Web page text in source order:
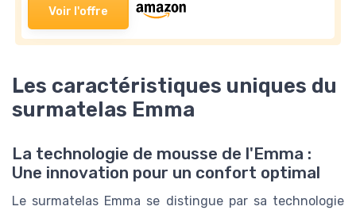
Voir l'offre
Les caractéristiques uniques du
surmatelas Emma
La technologie de mousse de l'Emma :
Une innovation pour un confort optimal
Le surmatelas Emma se distingue par sa technologie